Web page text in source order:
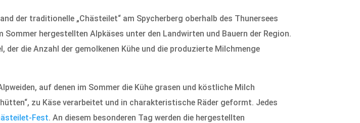
der traditionelle „Chästeilet“ am Spycherberg oberhalb des Thunersees
hergestellten Alpkäses unter den Landwirten und Bauern der Region.
die Anzahl der gemolkenen Kühe und die produzierte Milchmenge
auf denen im Sommer die Kühe grasen und köstliche Milch
zu Käse verarbeitet und in charakteristische Räder geformt. Jedes
Fest. An diesem besonderen Tag werden die hergestellten